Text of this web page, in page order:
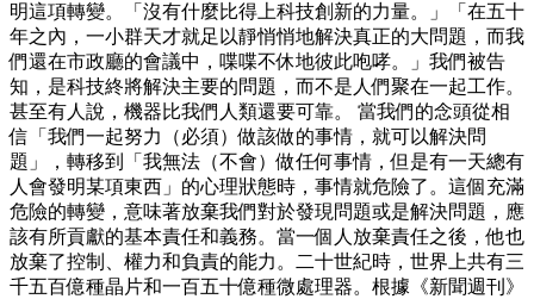
明這項轉變。「沒有什麼比得上科技創新的力量。」「在五十
年之內，一小群天才就足以靜悄悄地解決真正的大問題，而我
們還在市政廳的會議中，喋喋不休地彼此咆哮。」我們被告
知，是科技終將解決主要的問題，而不是人們聚在一起工作。
甚至有人說，機器比我們人類還要可靠。 當我們的念頭從相
信「我們一起努力（必須）做該做的事情，就可以解決問
題」，轉移到「我無法（不會）做任何事情，但是有一天總有
人會發明某項東西」的心理狀態時，事情就危險了。這個充滿
危險的轉變，意味著放棄我們對於發現問題或是解決問題，應
該有所貢獻的基本責任和義務。當一個人放棄責任之後，他也
放棄了控制、權力和負責的能力。二十世紀時，世界上共有三
千五百億種晶片和一百五十億種微處理器。根據《新聞週刊》